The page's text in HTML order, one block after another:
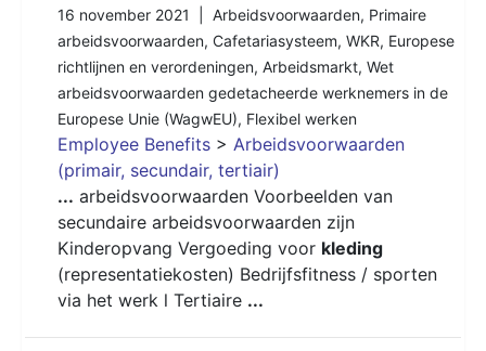
16 november 2021 | Arbeidsvoorwaarden, Primaire
arbeidsvoorwaarden, Cafetariasysteem, WKR, Europese
richtlijnen en verordeningen, Arbeidsmarkt, Wet
arbeidsvoorwaarden gedetacheerde werknemers in de
Europese Unie (WagwEU), Flexibel werken
Employee Benefits > Arbeidsvoorwaarden
(primair, secundair, tertiair)
... arbeidsvoorwaarden Voorbeelden van
secundaire arbeidsvoorwaarden zijn
Kinderopvang Vergoeding voor kleding
(representatiekosten) Bedrijfsfitness / sporten
via het werk l Tertiaire ...